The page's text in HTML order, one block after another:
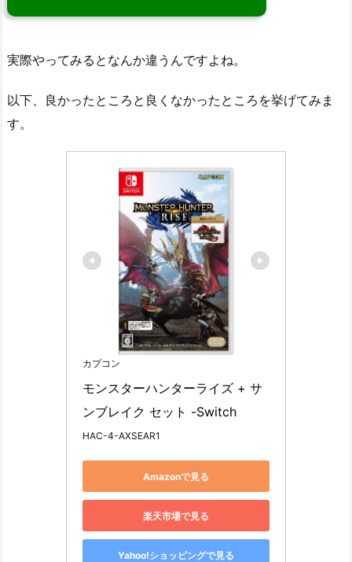
実際やってみるとなんか違うんですよね。
以下、良かったところと良くなかったところを挙げてみま
す。
カプコン
モンスターハンターライズ + サ
ンブレイク セット -Switch
HAC-4-AXSEAR1
Amazonで見る
楽天市場で見る
Yahoo!ショッピングで見る